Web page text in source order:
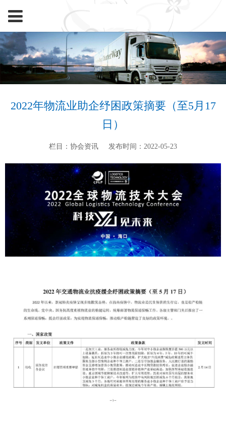
2022年物流业助企纾困政策摘要（至5月17
日）
栏目：协会资讯 发布时间：2022-05-23